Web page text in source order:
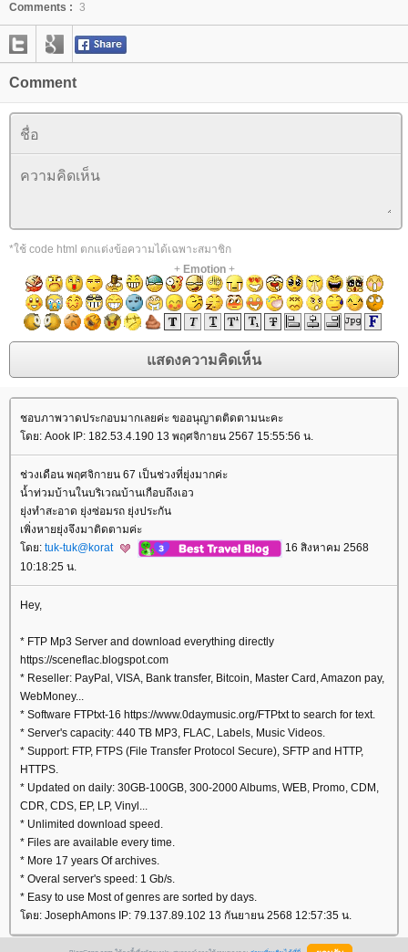
Comments : 3
Comment
*ใช้ code html ตกแต่งข้อความได้เฉพาะสมาชิก
+ Emotion+
ชอบภาพวาดประกอบมากเลยค่ะ ขออนุญาตติดตามนะคะ
ดย: Aook IP: 182.53.4.190 13 พฤศจิกายน 2567 15:55:56 น.
ช่วงเดือน พฤศจิกายน 67 เป็นช่วงที่ยุ่งมากค่ะ
น้ำท่วมบ้านในบริเวณบ้านเกือบถึงเอว
ุ่งทำสะอาด ยุ่งซ่อมรถ ยุ่งประกัน
เพิ่งหายยุ่งจึงมาติดตามค่ะ
ดย: tuk-tuk@korat
16 สิงหาคม 2568
10:18:25 น.
Hey,
* FTP Mp3 Server and download everything directly
https://sceneflac.blogspot.com
* Reseller: PayPal, VISA, Bank transfer, Bitcoin, Master Card, Amazon pay,
WebMoney...
* Software FTPtxt-16 https://www.0daymusic.org/FTPtxt to search for text.
* Server's capacity: 440 TB MP3, FLAC, Labels, Music Videos.
* Support: FTP, FTPS (File Transfer Protocol Secure), SFTP and HTTP,
HTTPS.
* Updated on daily: 30GB-100GB, 300-2000 Albums, WEB, Promo, CDM,
CDR, CDS, EP, LP, Vinyl...
* Unlimited download speed.
* Files are available every time.
* More 17 years Of archives.
* Overal server's speed: 1 Gb/s.
* Easy to use Most of genres are sorted by days.
ดย: JosephAmons IP: 79.137.89.102 13 กันยายน 2568 12:57:35 น.